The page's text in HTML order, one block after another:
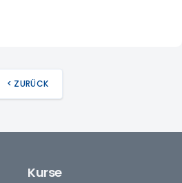
< ZURÜCK
Kurse